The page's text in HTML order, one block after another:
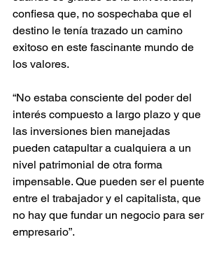
confiesa que, no sospechaba que el
destino le tenía trazado un camino
exitoso en este fascinante mundo de
los valores.
“No estaba consciente del poder del
interés compuesto a largo plazo y que
las inversiones bien manejadas
pueden catapultar a cualquiera a un
nivel patrimonial de otra forma
impensable. Que pueden ser el puente
entre el trabajador y el capitalista, que
no hay que fundar un negocio para ser
empresario”.